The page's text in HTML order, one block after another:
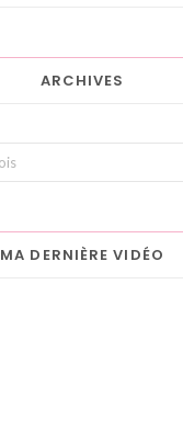
ARCHIVES
MA DERNIÈRE VIDÉO